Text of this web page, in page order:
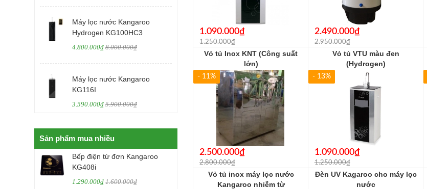
1.090.000₫
1.250.000₫
2.490.000₫
2.950.000₫
Vỏ tủ Inox KNT (Công suất
lớn)
- 11%
2.500.000₫
2.800.000₫
Vỏ tủ VTU màu đen
(Hydrogen)
- 13%
1.090.000₫
1.250.000₫
Vỏ tủ inox máy lọc nước
Kangaroo nhiễm từ
Đèn UV Kagaroo cho máy lọc
nước
Máy lọc nước Kangaroo
Hydrogen KG100HC3
4.800.000₫ 8.000.000₫
Máy lọc nước Kangaroo
KG116I
3.590.000₫ 5.900.000₫
Sản phẩm mua nhiều
Bếp điện từ đơn Kangaroo
KG408i
1.290.000₫ 1.600.000₫